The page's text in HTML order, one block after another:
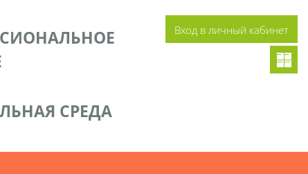
СРЕДА
Вход в личный кабинет